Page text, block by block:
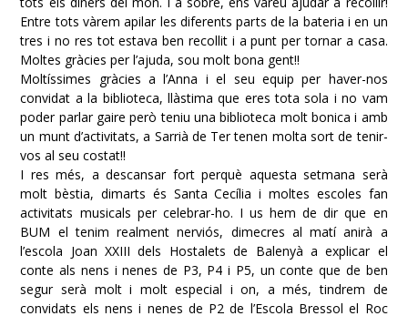
Entre tots vàrem apilar les diferents parts de la bateria i en un
tres i no res tot estava ben recollit i a punt per tornar a casa.
Moltes gràcies per l’ajuda, sou molt bona gent!!
Moltíssimes gràcies a l’Anna i el seu equip per haver-nos
convidat a la biblioteca, llàstima que eres tota sola i no vam
poder parlar gaire però teniu una biblioteca molt bonica i amb
un munt d’activitats, a Sarrià de Ter tenen molta sort de tenir-
vos al seu costat!!
I res més, a descansar fort perquè aquesta setmana serà
molt bèstia, dimarts és Santa Cecília i moltes escoles fan
activitats musicals per celebrar-ho. I us hem de dir que en
BUM el tenim realment nerviós, dimecres al matí anirà a
l’escola Joan XXIII dels Hostalets de Balenyà a explicar el
conte als nens i nenes de P3, P4 i P5, un conte que de ben
segur serà molt i molt especial i on, a més, tindrem de
convidats els nens i nenes de P2 de l’Escola Bressol el Roc